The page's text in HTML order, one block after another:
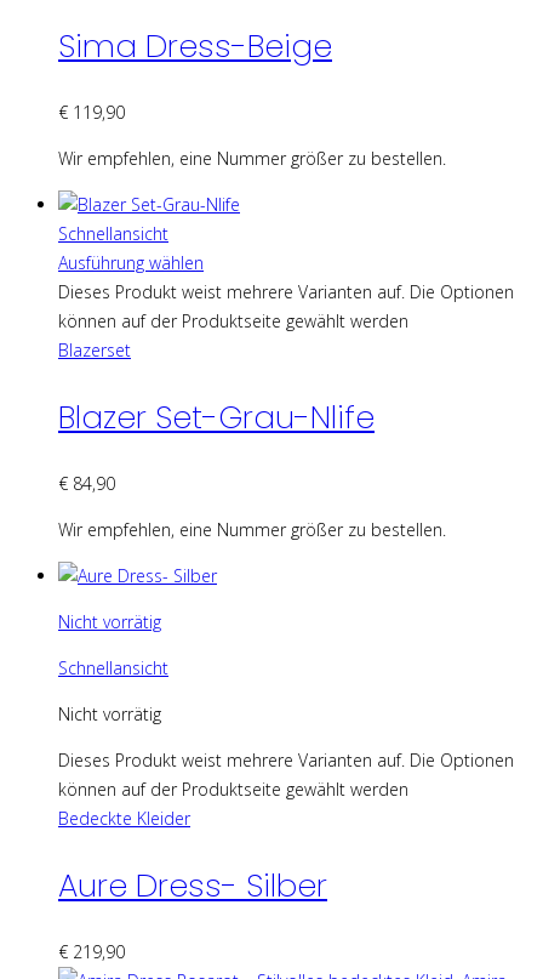
Sima Dress-Beige
€ 119,90
Wir empfehlen, eine Nummer größer zu bestellen.
Schnellansicht
Ausführung wählen
Dieses Produkt weist mehrere Varianten auf. Die Optionen
können auf der Produktseite gewählt werden
Blazerset
Blazer Set-Grau-Nlife
€ 84,90
Wir empfehlen, eine Nummer größer zu bestellen.
Nicht vorrätig
Schnellansicht
Nicht vorrätig
Dieses Produkt weist mehrere Varianten auf. Die Optionen
können auf der Produktseite gewählt werden
Bedeckte Kleider
Aure Dress- Silber
€ 219,90